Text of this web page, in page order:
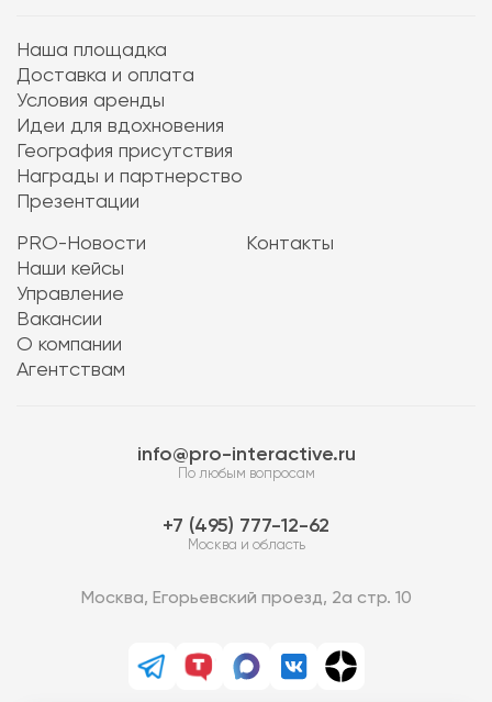
Наша площадка
Доставка и оплата
Условия аренды
Идеи для вдохновения
География присутствия
Награды и партнерство
Презентации
PRO-Новости
Наши кейсы
Управление
Вакансии
О компании
Агентствам
Контакты
info@pro-interactive.ru
По любым вопросам
7 (495) 777-12-62
Москва и область
Москва, Егорьевский проезд, 2а стр. 10